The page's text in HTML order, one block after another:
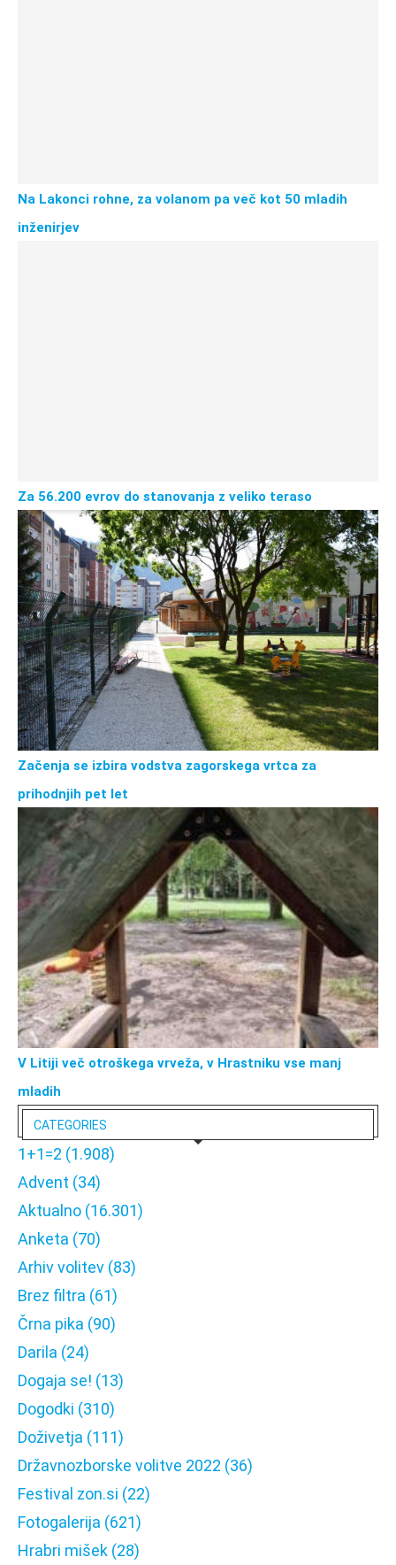
Na Lakonci rohne, za volanom pa več kot 50 mladih
inženirjev
Za 56.200 evrov do stanovanja z veliko teraso
Začenja se izbira vodstva zagorskega vrtca za
prihodnjih pet let
V Litiji več otroškega vrveža, v Hrastniku vse manj
mladih
CATEGORIES
1+1=2 (1.908)
Advent (34)
Aktualno (16.301)
Anketa (70)
Arhiv volitev (83)
Brez filtra (61)
Črna pika (90)
Darila (24)
Dogaja se! (13)
Dogodki (310)
Doživetja (111)
Državnozborske volitve 2022 (36)
Festival zon.si (22)
Fotogalerija (621)
Hrabri mišek (28)